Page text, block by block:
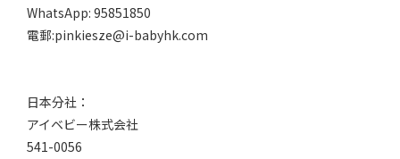
WhatsApp: 95851850
電郵:pinkiesze@i-babyhk.com
日本分社：
アイベビー株式会社
541-0056